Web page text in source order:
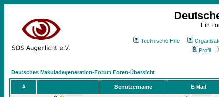
Ein
Technische Hilfe
Profil
Deutsches Makuladegeneration-Forum Foren-Übersicht
# Benutzername E-Mail